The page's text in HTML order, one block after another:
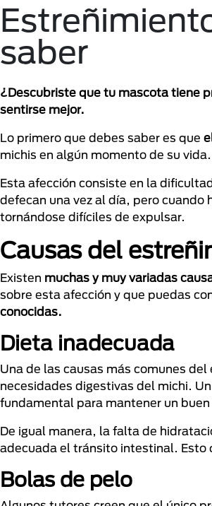
saber
¿Descubriste que tu mascota tiene
sentirse mejor.
Lo primero que debes saber es que
michis en algún momento de su vida.
Esta afección consiste en la
defecan una vez al día, pero cuando
tornándose difíciles de expulsar.
Causas del
Existen muchas y muy variadas
sobre esta afección y que puedas
conocidas.
Dieta inadecuada
Una de las causas más comunes
necesidades digestivas del michi.
fundamental para mantener un
De igual manera, la falta de
adecuada el tránsito intestinal. Esto
Bolas de pelo